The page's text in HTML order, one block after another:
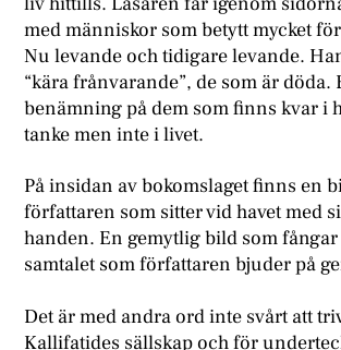
med människor som betytt mycket
Nu levande och tidigare levande.
“kära frånvarande”, de som är döda.
benämning på dem som finns kvar i
tanke men inte i livet.
På insidan av bokomslaget finns en
författaren som sitter vid havet med
handen. En gemytlig bild som
samtalet som författaren bjuder på
Det är med andra ord inte svårt att
Kallifatides sällskap och för